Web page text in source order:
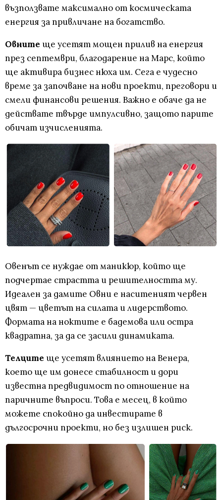
възползвате максимално от космическата
енергия за привличане на богатство.
Овните ще усетят мощен прилив на енергия
през септември, благодарение на Марс, който
ще активира бизнес нюха им. Сега е чудесно
време за започване на нови проекти, преговори и
смели финансови решения. Важно е обаче да не
действате твърде импулсивно, защото парите
обичат изчисленията.
Овенът се нуждае от маникюр, който ще
подчертае страстта и решителността му.
Идеален за дамите Овни е наситеният червен
цвят — цветът на силата и лидерството.
Формата на ноктите е бадемова или остра
квадратна, за да се засили динамиката.
Телците ще усетят влиянието на Венера,
което ще им донесе стабилност и дори
известна предвидимост по отношение на
паричните въпроси. Това е месец, в който
можете спокойно да инвестирате в
дългосрочни проекти, но без излишен риск.